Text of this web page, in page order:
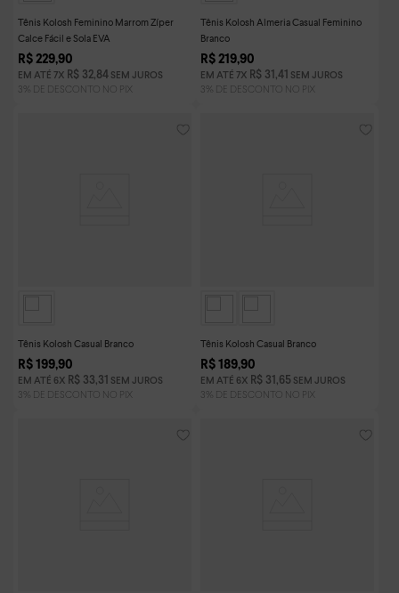
Tênis Kolosh Feminino Marrom Zíper
Calce Fácil e Sola EVA
R$ 229,90
EM ATÉ 7X R$ 32,84 SEM JUROS
Tênis Kolosh Almeria Casual Feminino
Branco
R$ 219,90
EM ATÉ 7X R$ 31 ,41 SEM JUROS
Tênis Kolosh Casual Branco
R$ 199,90
EM ATÉ 6X R$ 33,31 SEM JUROS
Tênis Kolosh Casual Branco
R$ 189,90
EM ATÉ 6X R$ 31 ,65 SEM JUROS